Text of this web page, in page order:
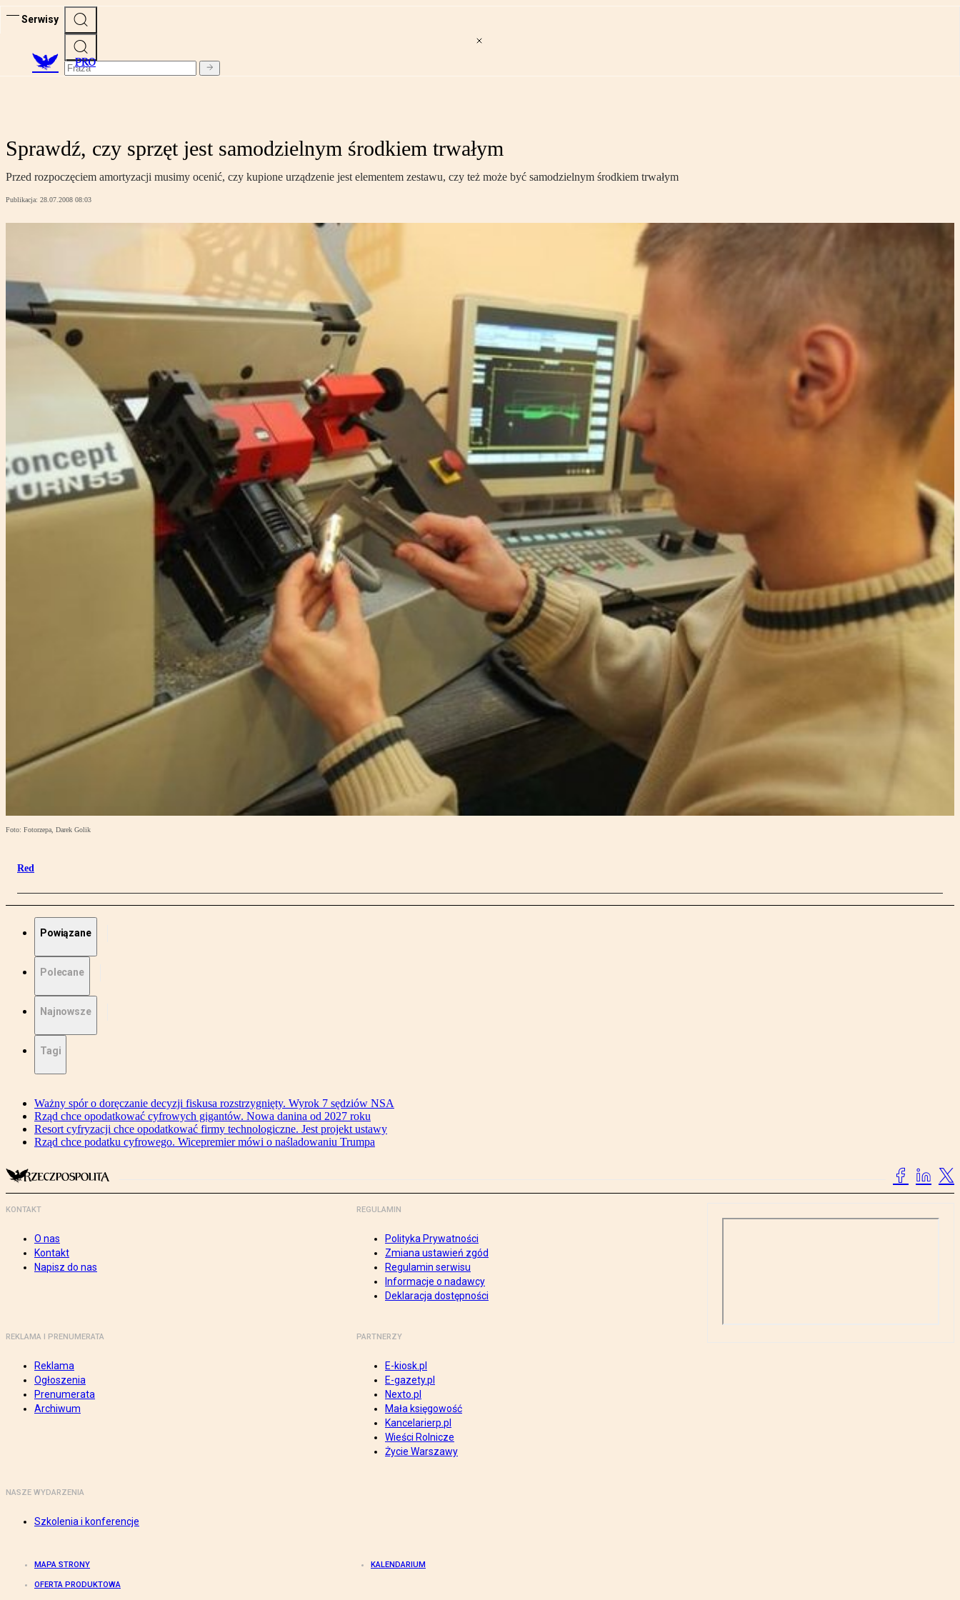
Serwisy
PRO
Sprawdź, czy sprzęt jest samodzielnym środkiem trwałym
Przed rozpoczęciem amortyzacji musimy ocenić, czy kupione urządzenie jest elementem zestawu, czy też może być samodzielnym środkiem trwałym
Publikacja: 28.07.2008 08:03
Foto: Fotorzepa, Darek Golik
Red
Powiązane
Polecane
Najnowsze
Tagi
Ważny spór o doręczanie decyzji fiskusa rozstrzygnięty. Wyrok 7 sędziów NSA
Rząd chce opodatkować cyfrowych gigantów. Nowa danina od 2027 roku
Resort cyfryzacji chce opodatkować firmy technologiczne. Jest projekt ustawy
Rząd chce podatku cyfrowego. Wicepremier mówi o naśladowaniu Trumpa
KONTAKT
O nas
Kontakt
Napisz do nas
REGULAMIN
Polityka Prywatności
Zmiana ustawień zgód
Regulamin serwisu
Informacje o nadawcy
Deklaracja dostępności
REKLAMA I PRENUMERATA
Reklama
Ogłoszenia
Prenumerata
Archiwum
PARTNERZY
E-kiosk.pl
E-gazety.pl
Nexto.pl
Mała księgowość
Kancelarierp.pl
Wieści Rolnicze
Życie Warszawy
NASZE WYDARZENIA
Szkolenia i konferencje
MAPA STRONY KALENDARIUM
OFERTA PRODUKTOWA